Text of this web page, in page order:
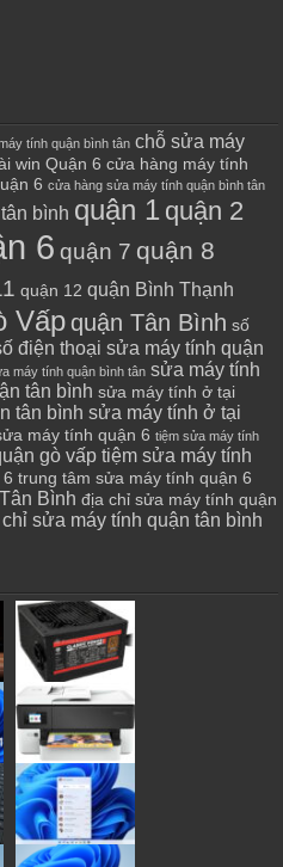
tính quận bình tân chỗ sửa máy
win Quận 6 cửa hàng máy tính
6 cửa hàng sửa máy tính quận bình tân
bình quận 1 quận 2
6 quận 7 quận 8
quận 12 quận Bình Thạnh
Vấp quận Tân Bình số
điện thoại sửa máy tính quận
máy tính quận bình tân sửa máy tính
tân bình sửa máy tính ở tại
tân bình sửa máy tính ở tại
máy tính quận 6 tiệm sửa máy tính
gò vấp tiệm sửa máy tính
trung tâm sửa máy tính quận 6
Bình địa chỉ sửa máy tính quận
sửa máy tính quận tân bình